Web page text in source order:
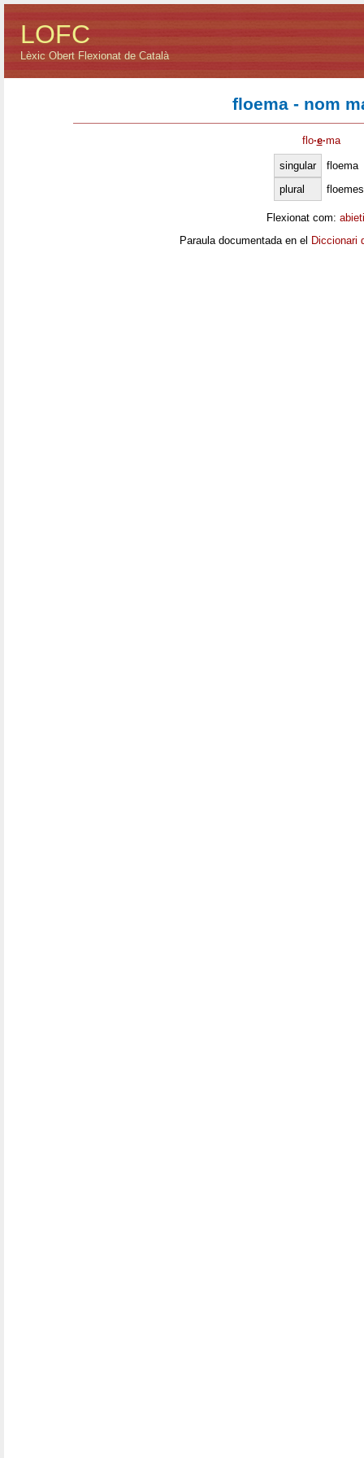
LOFC
Lèxic Obert Flexionat de Català
floema - nom
flo·e·ma
singular
floema
plural
floemes
Flexionat com:
Paraula documentada en el Diccionari